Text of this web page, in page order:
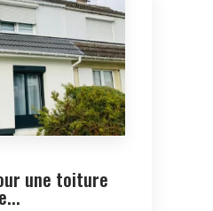
une toiture